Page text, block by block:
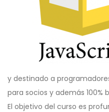
y destinado a
para socios y además 100%
El objetivo del curso es